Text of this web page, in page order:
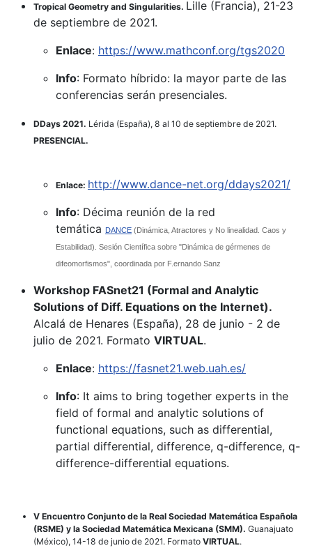
Tropical Geometry and Singularities. Lille (Francia), 21-23
de septiembre de 2021.
Enlace: https://www.mathconf.org/tgs2020
Info: Formato híbrido: la mayor parte de las
conferencias serán presenciales.
DDays 2021. Lérida (España), 8 al 10 de septiembre de 2021.
PRESENCIAL.
Enlace: http://www.dance-net.org/ddays2021/
Info: Décima reunión de la red
temática
DANCE (Dinámica, Atractores y No linealidad. Caos y
Estabilidad). Sesión Científica sobre "Dinámica de gérmenes de
difeomorfismos", coordinada por F.ernando Sanz
Workshop FASnet21 (Formal and Analytic
Solutions of Diff. Equations on the Internet).
Alcalá de Henares (España), 28 de junio - 2 de
julio de 2021. Formato VIRTUAL.
Enlace: https://fasnet21.web.uah.es/
Info: It aims to bring together experts in the
field of formal and analytic solutions of
functional equations, such as differential,
partial differential, difference, q-difference, q-
difference-differential equations.
V Encuentro Conjunto de la Real Sociedad Matemática Española
(RSME) y la Sociedad Matemática Mexicana (SMM). Guanajuato
(México), 14-18 de junio de 2021. Formato VIRTUAL.